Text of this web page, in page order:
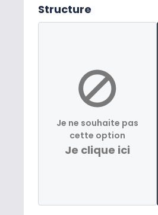
Structure
Je ne souhaite pas
cette option
Je clique ici